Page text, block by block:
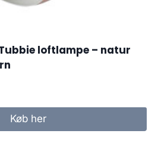
Tubbie loftlampe – natur
Køb her